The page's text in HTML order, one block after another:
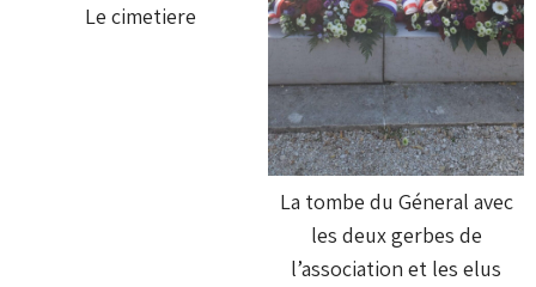
Le cimetiere
La tombe du Géneral avec
les deux gerbes de
l’association et les elus